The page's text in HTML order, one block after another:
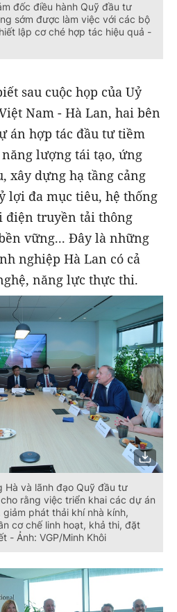
đốc điều hành Quỹ đầu tư
sớm được làm việc với các bộ
lập cơ ché hợp tác hiệu quả -
sau cuộc họp của Uỷ
Nam - Hà Lan, hai bên
án hợp tác đầu tư tiềm
lượng tái tạo, ứng
xây dựng hạ tầng cảng
lợi đa mục tiêu, hệ thống
điện truyền tải thông
vững... Đây là những
nghiệp Hà Lan có cả
năng lực thực thi.
Hà và lãnh đạo Quỹ đầu tư
rằng việc triển khai các dự án
phát thải khí nhà kính,
cơ chế linh hoạt, khả thi, đặt
- Ảnh: VGP/Minh Khôi